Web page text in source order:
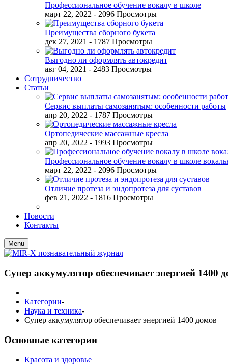
Профессиональное обучение вокалу в школе
март 22, 2022 - 2096 Просмотры
Преимущества сборного букета
дек 27, 2021 - 1787 Просмотры
Выгодно ли оформлять автокредит
авг 04, 2021 - 2483 Просмотры
Сотрудничество
Статьи
Сервис выплаты самозанятым: особенности работы
апр 20, 2022 - 1787 Просмотры
Ортопедические массажные кресла
апр 20, 2022 - 1993 Просмотры
Профессиональное обучение вокалу в школе
март 22, 2022 - 2096 Просмотры
Отличие протеза и эндопротеза для суставов
фев 21, 2022 - 1816 Просмотры
Новости
Контакты
Menu
Супер аккумулятор обеспечивает энергией 1400
Категории-
Наука и техника-
Супер аккумулятор обеспечивает энергией 1400 домов
Основные категории
Красота и здоровье